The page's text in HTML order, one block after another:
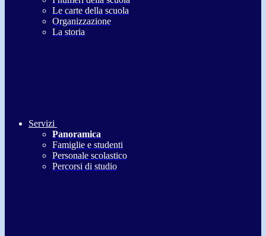
Le carte della scuola
Organizzazione
La storia
Servizi
Panoramica
Famiglie e studenti
Personale scolastico
Percorsi di studio